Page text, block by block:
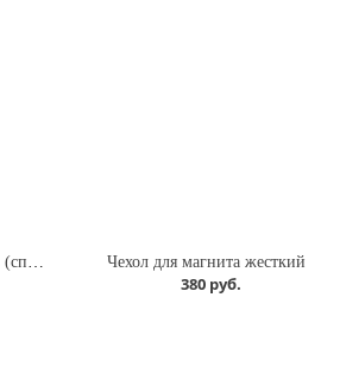
Журнал приема пациентов (спираль) 64л белый Чехол для магнита жесткий
380 руб.